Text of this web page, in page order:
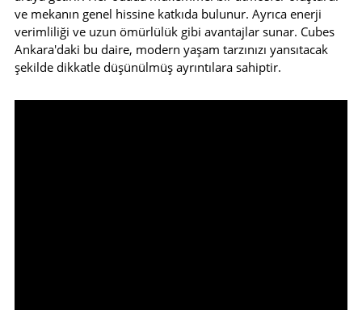
ve mekanın genel hissine katkıda bulunur. Ayrıca enerji
verimliliği ve uzun ömürlülük gibi avantajlar sunar. Cubes
Ankara'daki bu daire, modern yaşam tarzınızı yansıtacak
şekilde dikkatle düşünülmüş ayrıntılara sahiptir.